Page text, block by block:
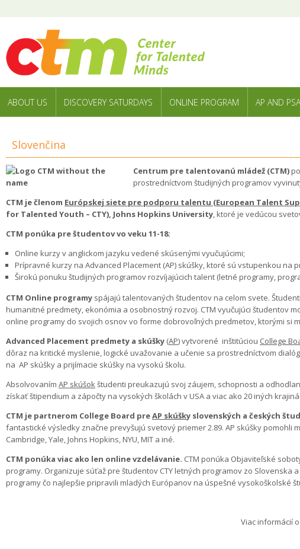
ABOUT US DISCOVERY SATURDAYS ONLINE PROGRAM AP AND
Slovenčina
Centrum pre talentovanú mládež (CTM)
prostredníctvom študijných programov
CTM je členom Európskej siete pre podporu talentu (European Talent
for Talented Youth – CTY), Johns Hopkins University, ktoré je vedúcou
CTM ponúka pre študentov vo veku 11-18:
Online kurzy v anglickom jazyku vedené skúsenými vyučujúcimi;
Prípravné kurzy na Advanced Placement (AP) skúšky, ktoré sú vstupenkou na
Širokú ponuku študijných programov rozvíjajúcich talent (letné programy,
CTM Online programy spájajú talentovaných študentov na celom svete.
humanitné predmety, ekonómia a osobnostný rozvoj. CTM vyučujúci študentov
online programy do svojich osnov vo forme dobrovoľných predmetov, ktorými si
Advanced Placement predmety a skúšky (AP) vytvorené inštitúciou College
dôraz na kritické myslenie, logické uvažovanie a učenie sa prostredníctvom
na AP skúšky a prijímacie skúšky na vysokú školu.
Absolvovaním AP skúšokštudenti preukazujú svoj záujem, schopnosti a
získať štipendium a zápočty na vysokých školách v USA a viac ako 20 iných
CTM je partnerom College Board preAP skúšky slovenských a českých
fantastické výsledky značne prevyšujú svetový priemer 2.89. AP skúšky
Cambridge, Yale, Johns Hopkins, NYU, MIT a iné.
CTM ponúka viac ako len online vzdelávanie. CTM ponúka Objaviteľské
programy. Organizuje súťaž pre študentov CTY letných programov zo
programy čo najlepšie pripravili mladých Európanov na úspešné vysokoškolské
Viac informácií